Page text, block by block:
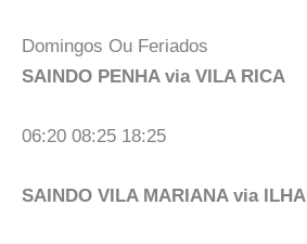
Domingos Ou Feriados
SAINDO PENHA via VILA RICA
06:20 08:25 18:25
SAINDO VILA MARIANA via ILHA